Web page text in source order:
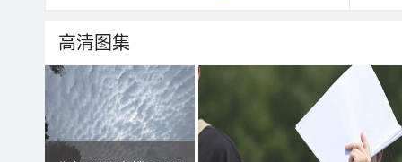
高清图集